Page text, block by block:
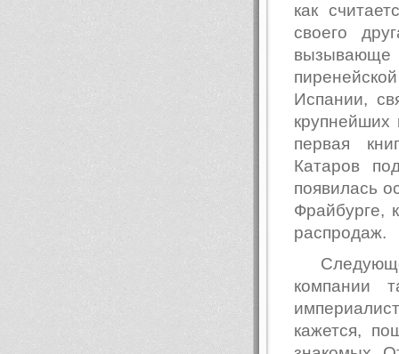
как
своего
Испании,
крупнейших
первая
Катаров
появилась
Фрайбурге,
распродаж.
компании
кажется,